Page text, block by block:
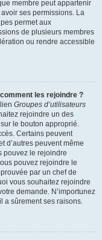
membre peut appartenir
ses permissions. La
permet aux
de plusieurs membres
ou rendre accessible
les rejoindre ?
Groupes d’utilisateurs
rejoindre un des
le bouton approprié.
Certains peuvent
d’autres peuvent même
pouvez le rejoindre
pouvez rejoindre le
par un chef de
vous souhaitez rejoindre
demande. N’importunez
a sûrement ses raisons.